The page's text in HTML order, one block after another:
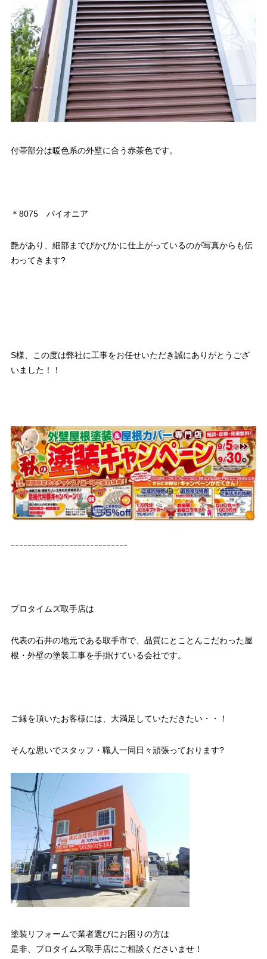
付帯部分は暖色系の外壁に合う赤茶色です。
＊8075 パイオニア
艶があり、細部までぴかぴかに仕上がっているのが写真からも伝
わってきます?
S様、この度は弊社に工事をお任せいただき誠にありがとうござ
いました！！
ｰｰｰｰｰｰｰｰｰｰｰｰｰｰｰｰｰｰｰｰｰｰｰｰｰｰｰｰ
プロタイムズ取手店は
代表の石井の地元である取手市で、品質にとことんこだわった屋
根・外壁の塗装工事を手掛けている会社です。
ご縁を頂いたお客様には、大満足していただきたい・・！
そんな思いでスタッフ・職人一同日々頑張っております?
塗装リフォームで業者選びにお困りの方は
是非、プロタイムズ取手店にご相談くださいませ！